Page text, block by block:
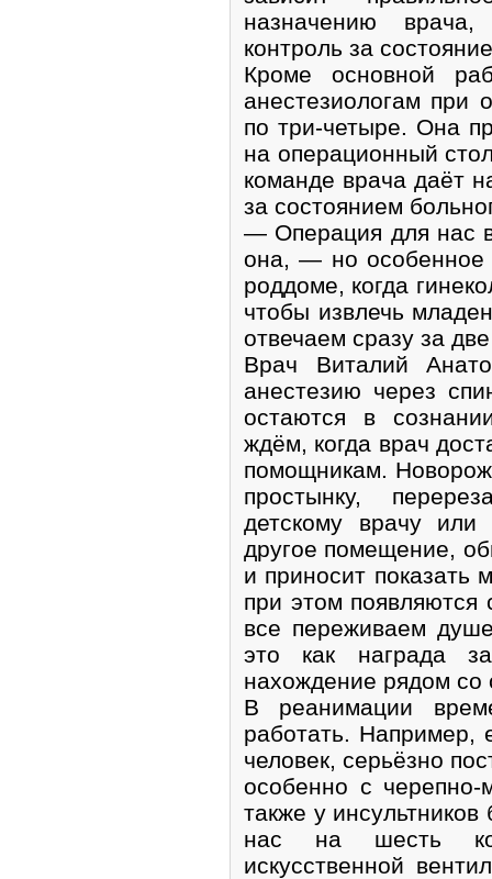
назначению
контроль за
Кроме основной
анестезиологам при
по три-четыре. Она
на операционный
команде врача даёт
за состоянием
— Операция для нас
она, — но особенное
роддоме, когда
чтобы извлечь
отвечаем сразу за
Врач Виталий
анестезию через
остаются в
ждём, когда врач
помощникам.
простынку,
детскому врачу
другое помещение,
и приносит показать
при этом
все переживаем
это как награда
нахождение рядом
В реанимации
работать. Например,
человек, серьёзно
особенно с
также у
нас на шесть
искусственной